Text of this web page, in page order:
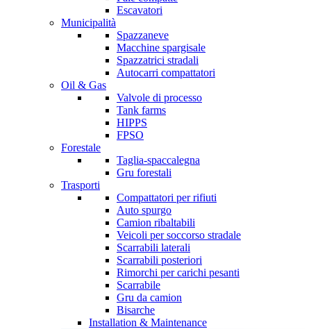
Escavatori
Municipalità
Spazzaneve
Macchine spargisale
Spazzatrici stradali
Autocarri compattatori
Oil & Gas
Valvole di processo
Tank farms
HIPPS
FPSO
Forestale
Taglia-spaccalegna
Gru forestali
Trasporti
Compattatori per rifiuti
Auto spurgo
Camion ribaltabili
Veicoli per soccorso stradale
Scarrabili laterali
Scarrabili posteriori
Rimorchi per carichi pesanti
Scarrabile
Gru da camion
Bisarche
Installation & Maintenance